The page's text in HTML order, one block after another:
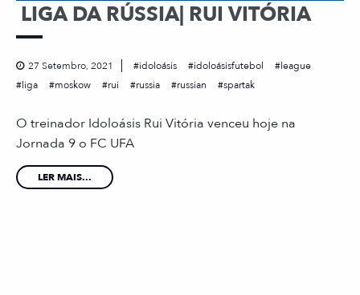
LIGA DA RÚSSIA| RUI VITÓRIA
27 Setembro, 2021 idoloásis idoloásisfutebol
league
liga
moskow rui russia russian spartak
O treinador Idoloásis Rui Vitória venceu hoje na
Jornada 9 o FC UFA
LER MAIS...